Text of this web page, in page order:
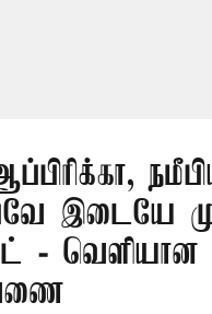
இடையே
-